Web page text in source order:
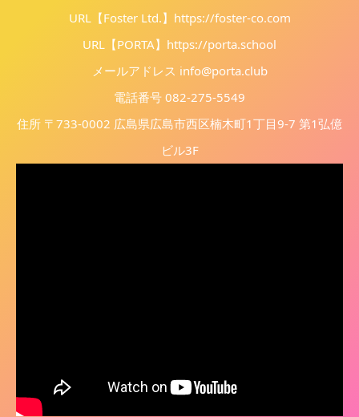
URL【Foster Ltd.】 https://foster-co.com
URL【PORTA】 https://porta.school
メールアドレス info@porta.club
電話番号 082-275-5549
住所 〒733-0002 広島県広島市西区楠木町1丁目9-7 第1弘億
ビル3F